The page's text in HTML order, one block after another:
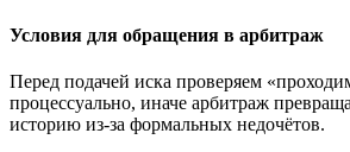
Условия для обращения в арбитраж
Перед подачей иска проверяем
процессуально, иначе арбитраж
историю из-за формальных недочётов.